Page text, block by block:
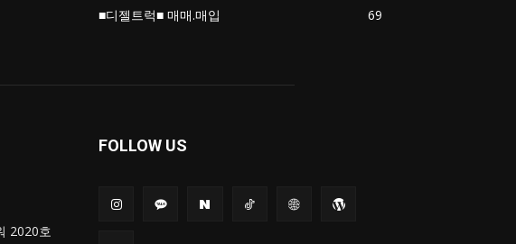
■디젤트럭■ 매매.매입
69
2020호
FOLLOW US